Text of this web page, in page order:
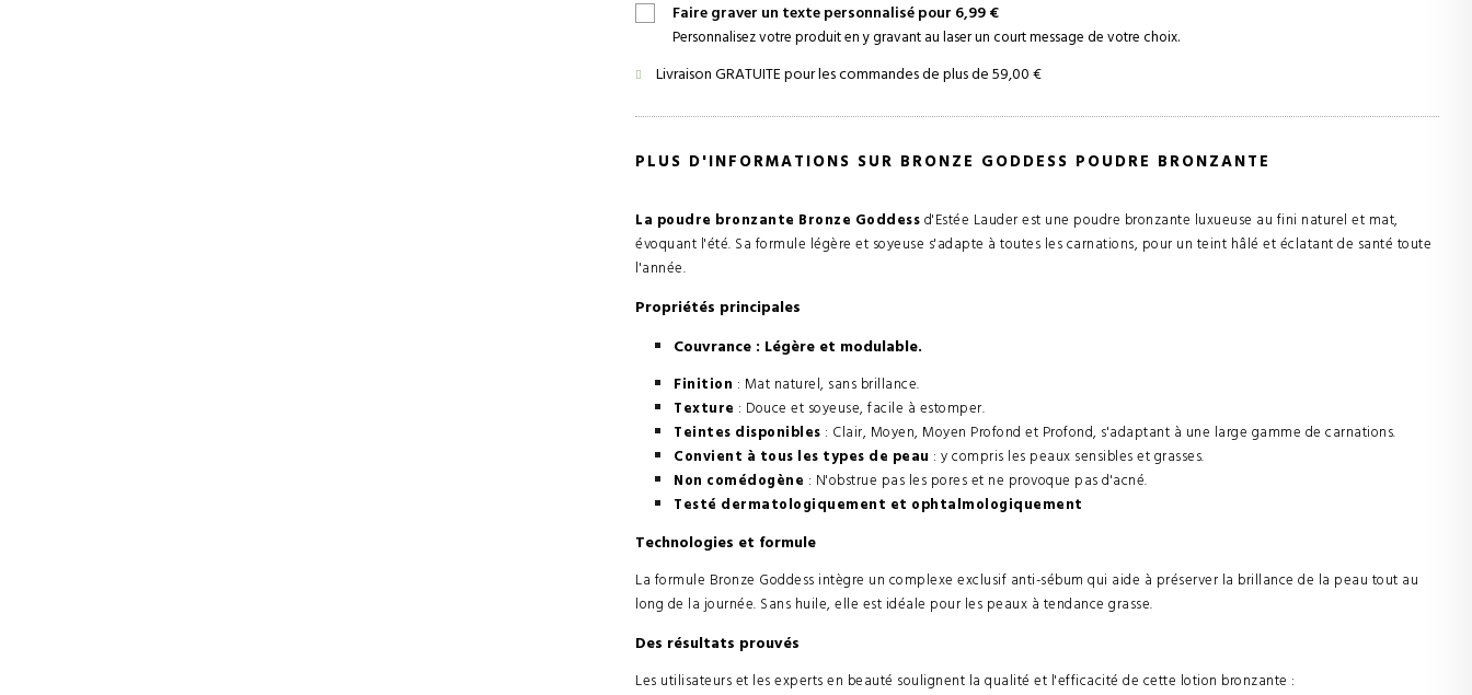
Faire graver un texte personnalisé pour 6,99 €
Personnalisez votre produit en y gravant au laser un court message de votre choix.
Livraison GRATUITE pour les commandes de plus de 59,00 €
PLUS D'INFORMATIONS SUR BRONZE GODDESS POUDRE BRONZANTE
La poudre bronzante Bronze Goddessd'Estée Lauder est une poudre bronzante luxueuse au fini naturel et mat,
évoquant l'été. Sa formule légère et soyeuse s'adapte à toutes les carnations, pour un teint hâlé et éclatant de santé toute
l'année.
Propriétés principales
Couvrance : Légère et modulable.
Finition : Mat naturel, sans brillance.
Texture : Douce et soyeuse, facile à estomper.
Teintes disponibles : Clair, Moyen, Moyen Profond et Profond, s'adaptant à une large gamme de carnations.
Convient à tous les types de peau : y compris les peaux sensibles et grasses.
Non comédogène : N'obstrue pas les pores et ne provoque pas d'acné.
Testé dermatologiquement et ophtalmologiquement
Technologies et formule
La formule Bronze Goddess intègre un complexe exclusif anti-sébum qui aide à préserver la brillance de la peau tout au
long de la journée. Sans huile, elle est idéale pour les peaux à tendance grasse.
Des résultats prouvés
Les utilisateurs et les experts en beauté soulignent la qualité et l'efficacité de cette lotion bronzante :